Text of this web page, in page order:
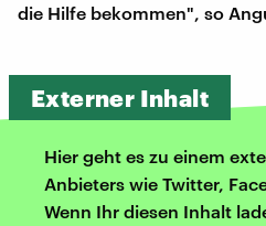
die Hilfe bekommen", so
Externer Inhalt
Hier geht es zu einem
Anbieters wie Twitter,
Wenn Ihr diesen Inhalt